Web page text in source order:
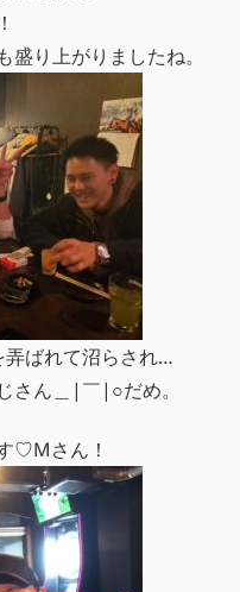
り上がりましたね。
弄ばれて沼らされ…
さん＿|￣|○だめ。
♡Mさん！